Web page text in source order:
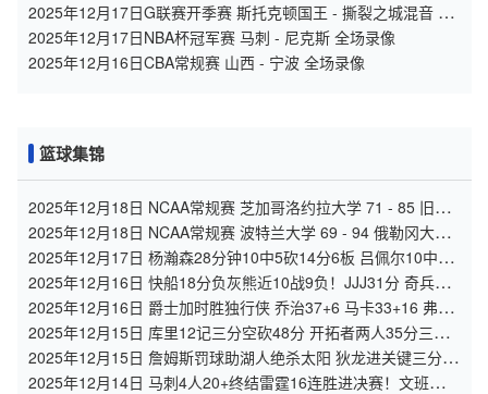
2025年12月17日G联赛开季赛 斯托克顿国王 - 撕裂之城混音 全
场录像
2025年12月17日NBA杯冠军赛 马刺 - 尼克斯 全场录像
2025年12月16日CBA常规赛 山西 - 宁波 全场录像
篮球集锦
2025年12月18日 NCAA常规赛 芝加哥洛约拉大学 71 - 85 旧金
山大学 全场集锦
2025年12月18日 NCAA常规赛 波特兰大学 69 - 94 俄勒冈大学
全场集锦
2025年12月17日 杨瀚森28分钟10中5砍14分6板 吕佩尔10中1
混音不敌国王
2025年12月16日 快船18分负灰熊近10战9负！JJJ31分 奇兵斯
潘塞27+6三分10中7
2025年12月16日 爵士加时胜独行侠 乔治37+6 马卡33+16 弗拉
格生涯新高42+7
2025年12月15日 库里12记三分空砍48分 开拓者两人35分三杀
勇士 杨瀚森未登场
2025年12月15日 詹姆斯罚球助湖人绝杀太阳 狄龙进关键三分但
挑衅被驱逐成转折点
2025年12月14日 马刺4人20+终结雷霆16连胜进决赛！文班复出